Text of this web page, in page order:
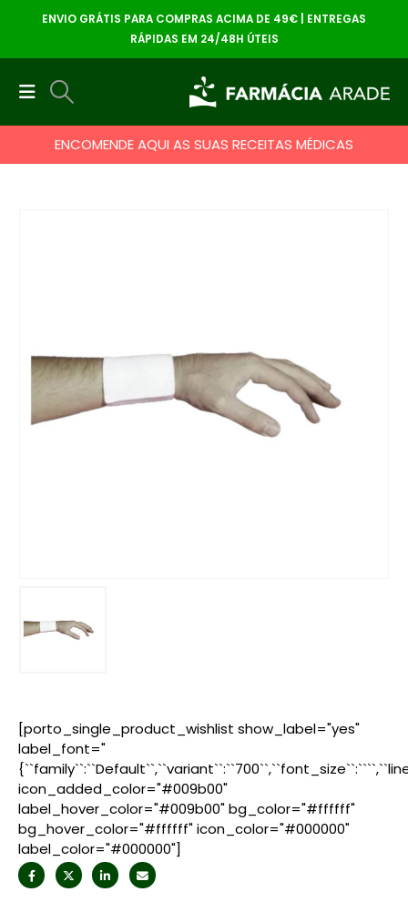
ENVIO GRÁTIS PARA COMPRAS ACIMA DE 49€ | ENTREGAS
RÁPIDAS EM 24/48H ÚTEIS
ENCOMENDE AQUI AS SUAS RECEITAS MÉDICAS
[porto_single_product_wishlist show_label="yes"
label_font="
icon_added_color="#009b00"
label_hover_color="#009b00" bg_color="#ffffff"
bg_hover_color="#ffffff" icon_color="#000000"
label_color="#000000"]